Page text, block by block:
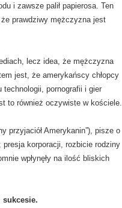
i zawsze palił papierosa. Ten
że prawdziwy mężczyzna jest
lecz idea, że mężczyzna
jest, że amerykańscy chłopcy
pornografii i gier
to również oczywiste w kościele.
przyjaciół Amerykanin”), pisze o
presja korporacji, rozbicie rodziny
wpłynęły na ilość bliskich
sukcesie.